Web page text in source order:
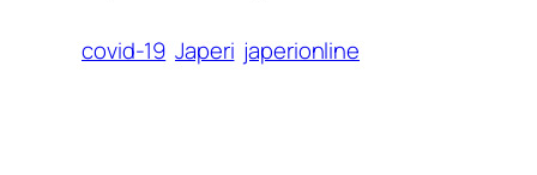
covid-19 Japeri japerionline